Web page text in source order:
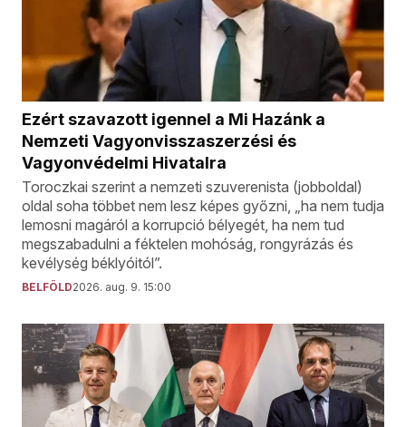
Ezért szavazott igennel a Mi Hazánk a
Nemzeti Vagyonvisszaszerzési és
Vagyonvédelmi Hivatalra
Toroczkai szerint a nemzeti szuverenista (jobboldal)
oldal soha többet nem lesz képes győzni, „ha nem tudja
lemosni magáról a korrupció bélyegét, ha nem tud
megszabadulni a féktelen mohóság, rongyrázás és
kevélység béklyóitól”.
BELFÖLD2026. aug. 9. 15:00